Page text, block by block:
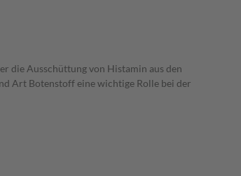
die Ausschüttung von Histamin aus den
Art Botenstoff eine wichtige Rolle bei der